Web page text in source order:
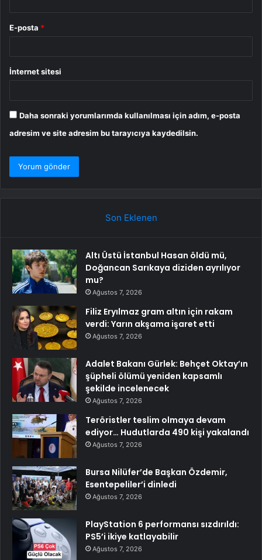
E-posta *
İnternet sitesi
Daha sonraki yorumlarımda kullanılması için adım, e-posta
adresim ve site adresim bu tarayıcıya kaydedilsin.
Son Eklenen
Altı Üstü İstanbul Hasan öldü mü,
Doğancan Sarıkaya diziden ayrılıyor
mu?
Ağustos 7, 2026
Filiz Eryılmaz gram altın için rakam
verdi: Yarın akşama işaret etti
Ağustos 7, 2026
Adalet Bakanı Gürlek: Behçet Oktay’ın
şüpheli ölümü yeniden kapsamlı
şekilde incelenecek
Ağustos 7, 2026
Teröristler teslim olmaya devam
ediyor… Hudutlarda 490 kişi yakalandı
Ağustos 7, 2026
Bursa Nilüfer’de Başkan Özdemir,
Esentepeliler’i dinledi
Ağustos 7, 2026
PlayStation 6 performansı sızdırıldı:
PS5’i ikiye katlayabilir
Ağustos 7, 2026